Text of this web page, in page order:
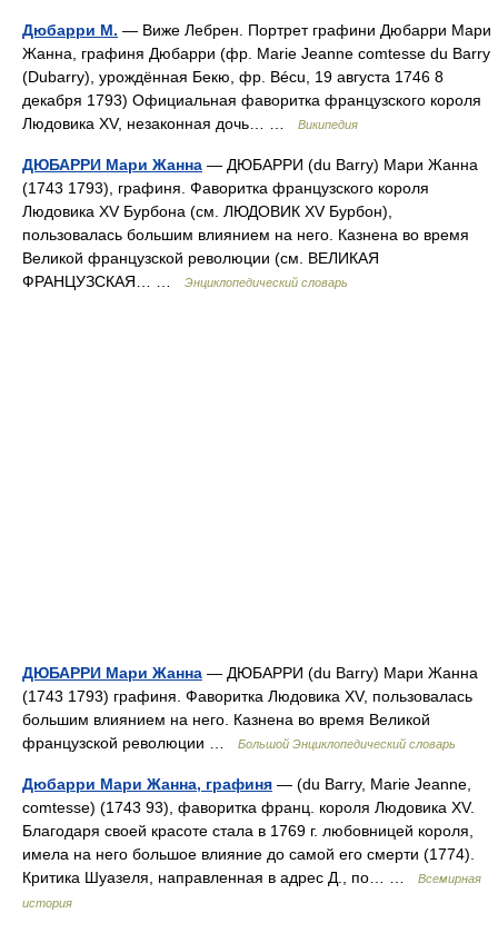
Дюбарри М. — Виже Лебрен. Портрет графини Дюбарри Мари
Жанна, графиня Дюбарри (фр. Marie Jeanne comtesse du Barry
(Dubarry), урождённая Бекю, фр. Bécu, 19 августа 1746 8
декабря 1793) Официальная фаворитка французского короля
Людовика XV, незаконная дочь… …
Википедия
ДЮБАРРИ Мари Жанна — ДЮБАРРИ (du Barry) Мари Жанна
(1743 1793), графиня. Фаворитка французского короля
Людовика XV Бурбона (см. ЛЮДОВИК XV Бурбон),
пользовалась большим влиянием на него. Казнена во время
Великой французской революции (см. ВЕЛИКАЯ
ФРАНЦУЗСКАЯ… …
Энциклопедический словарь
ДЮБАРРИ Мари Жанна — ДЮБАРРИ (du Barry) Мари Жанна
(1743 1793) графиня. Фаворитка Людовика XV, пользовалась
большим влиянием на него. Казнена во время Великой
французской революции …
Большой Энциклопедический словарь
Дюбарри Мари Жанна, графиня — (du Barry, Marie Jeanne,
comtesse) (1743 93), фаворитка франц. короля Людовика XV.
Благодаря своей красоте стала в 1769 г. любовницей короля,
имела на него большое влияние до самой его смерти (1774).
Критика Шуазеля, направленная в адрес Д., по… …
Всемирная
история